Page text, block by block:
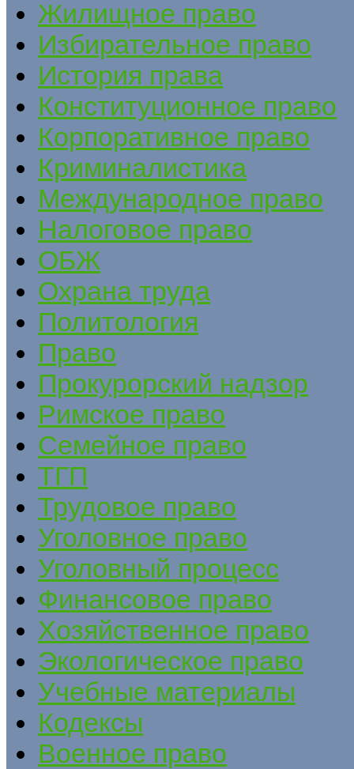
Жилищное право
Избирательное право
История права
Конституционное право
Корпоративное право
Криминалистика
Международное право
Налоговое право
ОБЖ
Охрана труда
Политология
Право
Прокурорский надзор
Римское право
Семейное право
ТГП
Трудовое право
Уголовное право
Уголовный процесс
Финансовое право
Хозяйственное право
Экологическое право
Учебные материалы
Кодексы
Военное право